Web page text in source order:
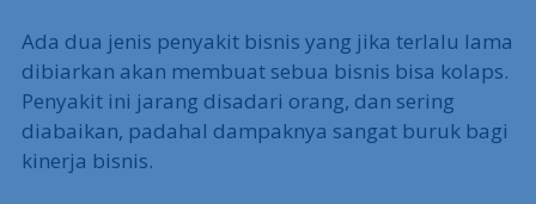
Ada dua jenis penyakit bisnis yang jika terlalu lama
dibiarkan akan membuat sebua bisnis bisa kolaps.
Penyakit ini jarang disadari orang, dan sering
diabaikan, padahal dampaknya sangat buruk bagi
kinerja bisnis.